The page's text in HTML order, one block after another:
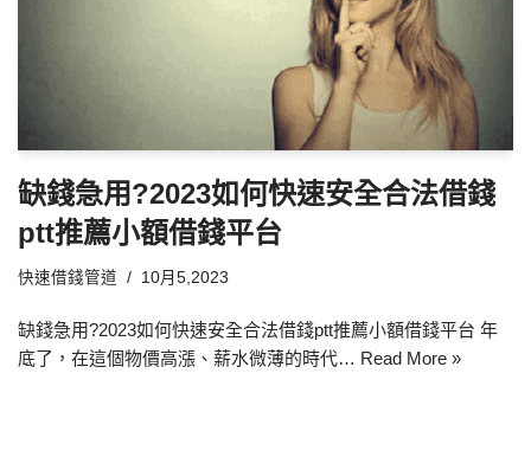
缺錢急用?2023如何快速安全合法借錢
ptt推薦小額借錢平台
快速借錢管道 10月5,2023
缺錢急用?2023如何快速安全合法借錢ptt推薦小額借錢平台 年
底了，在這個物價高漲、薪水微薄的時代… Read More »